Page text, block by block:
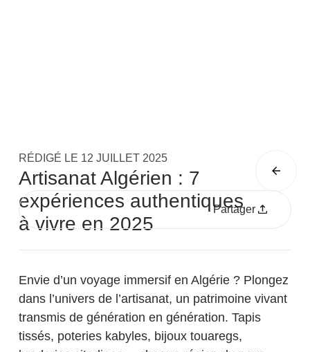
RÉDIGÉ LE 12 JUILLET 2025
Artisanat Algérien : 7
expériences authentiques
à vivre en 2025
Partager
Envie d’un voyage immersif en Algérie ? Plongez
dans l’univers de l’artisanat, un patrimoine vivant
transmis de génération en génération. Tapis
tissés, poteries kabyles, bijoux touaregs,